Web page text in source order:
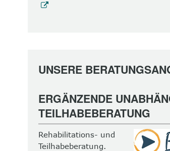
UNSERE
ERGÄNZENDE
TEILHABEBERATUNG
Rehabilitations- und
Teilhabeberatung.